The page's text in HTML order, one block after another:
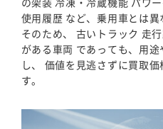
使用履歴 など、乗用車とは異
そのため、 古いトラック 走
がある車両 であっても、用
し、 価値を見逃さずに買取
す。